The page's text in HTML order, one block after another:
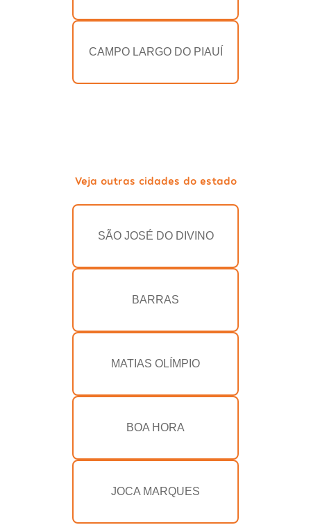
CAMPO LARGO DO PIAUÍ
Veja outras cidades do estado
SÃO JOSÉ DO DIVINO
BARRAS
MATIAS OLÍMPIO
BOA HORA
JOCA MARQUES